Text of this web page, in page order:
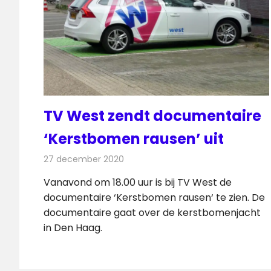
TV West zendt documentaire
‘Kerstbomen rausen’ uit
27 december 2020
Vanavond om 18.00 uur is bij TV West de
documentaire ‘Kerstbomen rausen‘ te zien. De
documentaire gaat over de kerstbomenjacht
in Den Haag.